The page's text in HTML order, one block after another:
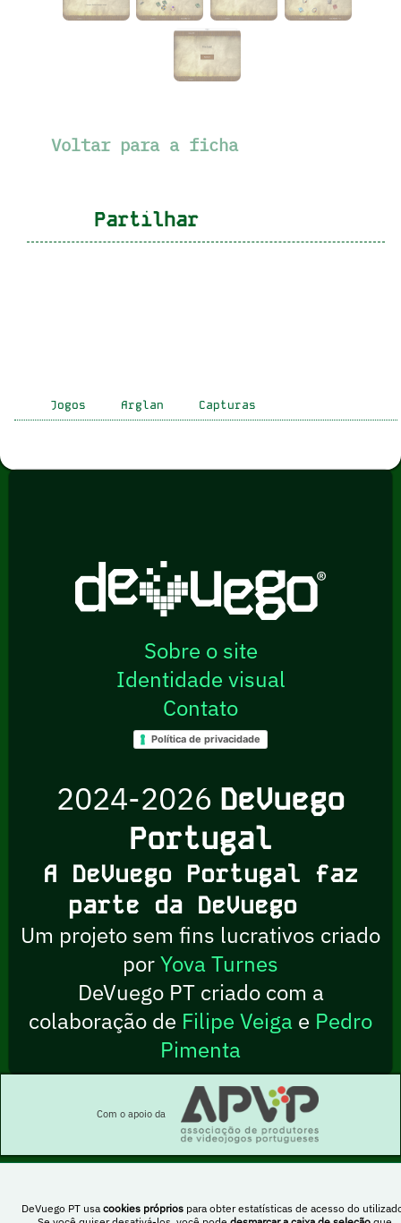
Voltar para a ficha
Partilhar
Jogos Arglan Capturas
DeVuego PT usa cookies própriospara obter estatísticas de acesso do
Sobre o site
Identidade visual
Contato
Política de privacidade
2024-2026 DeVuego
Portugal
A DeVuego Portugal faz
parte da DeVuego
Um projeto sem fins lucrativos criado
porYova Turnes
DeVuego PT criado com a
colaboração de Filipe Veiga e Pedro
Pimenta
Com o apoio da
Esta obra está sob uma licença Creative Commons Atribuição-NãoComercial-